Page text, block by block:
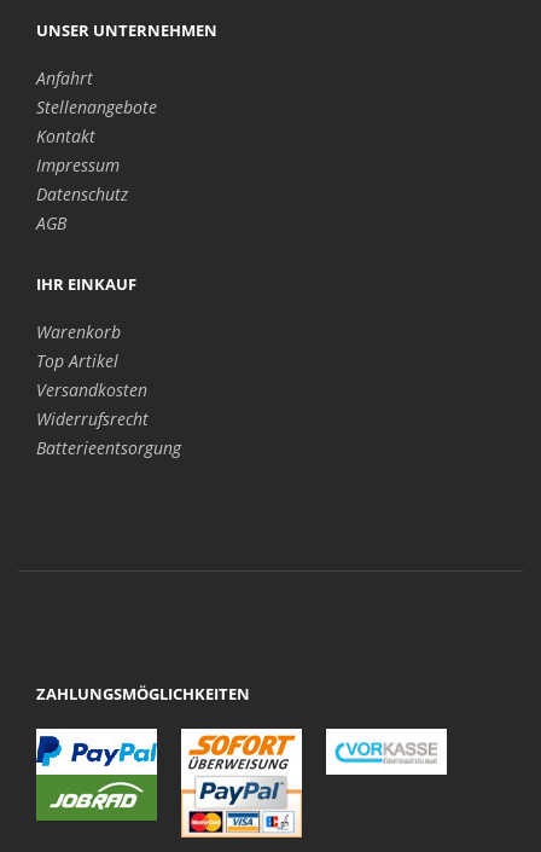
UNSER UNTERNEHMEN
Anfahrt
Stellenangebote
Kontakt
Impressum
Datenschutz
AGB
IHR EINKAUF
Warenkorb
Top Artikel
Versandkosten
Widerrufsrecht
Batterieentsorgung
ZAHLUNGSMÖGLICHKEITEN